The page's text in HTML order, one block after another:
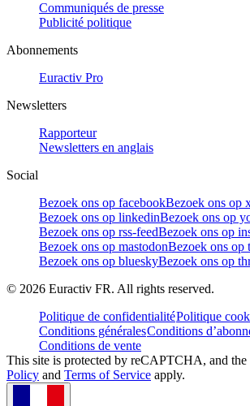
Communiqués de presse
Publicité politique
Abonnements
Euractiv Pro
Newsletters
Rapporteur
Newsletters en anglais
Social
Bezoek ons op facebookBezoek ons op
Bezoek ons op linkedinBezoek ons op
Bezoek ons op rss-feedBezoek ons op
Bezoek ons op mastodonBezoek ons op
Bezoek ons op blueskyBezoek ons op
© 2026 Euractiv FR. All rights reserved.
Politique de confidentialitéPolitique
Conditions généralesConditions
Conditions de vente
This site is protected by reCAPTCHA, and the
Policy and Terms of Service apply.